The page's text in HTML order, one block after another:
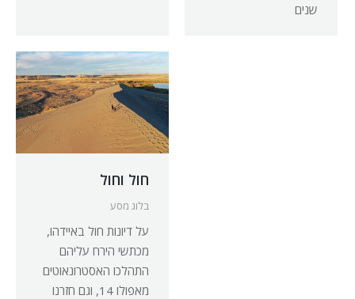
שנים
חול וחול
בלוג מסע
על דיונות חול באיידהו,
מכתשי הירח עליהם
התהלכו האסטרונאוטים
מאפולו 14, וגם חזרנו